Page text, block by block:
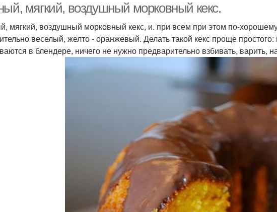
мягкий, воздушный морковный кекс.
мягкий, воздушный морковный кекс, и. при всем при этом по-
веселый, желто - оранжевый. Делать такой кекс проще
в блендере, ничего не нужно предварительно взбивать, варить,